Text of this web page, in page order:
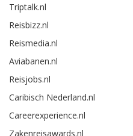
Triptalk.nl
Reisbizz.nl
Reismedia.nl
Aviabanen.nl
Reisjobs.nl
Caribisch Nederland.nl
Careerexperience.nl
Zakenreisawards.nl